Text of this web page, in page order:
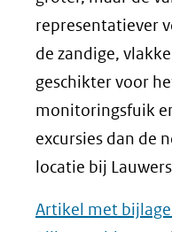
representatiever
de zandige,
geschikter voor
monitoringsfuik
excursies dan de
locatie bij
Artikel met